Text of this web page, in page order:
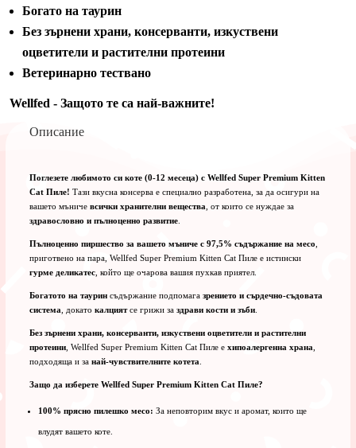
Богато на таурин
Без зърнени храни, консерванти, изкуствени
оцветители и растителни протеини
Ветеринарно тествано
Wellfed - Защото те са най-важните!
Описание
Поглезете любимото си коте (0-12 месеца) с Wellfed Super Premium Kitten
Cat Пиле! Тази вкусна консерва е специално разработена, за да осигури на
вашето мъниче всички хранителни вещества , от които се нуждае за
здравословно и пълноценно развитие.
Пълноценно пиршество за вашето мъниче с 97,5% съдържание на месо
приготвено на пара, Wellfed Super Premium Kitten Cat Пиле е истински
гурме деликатес, който ще очарова вашия пухкав приятел.
Богатото на тауринсъдържание подпомага зрението и сърдечно-съдовата
система , докато калциятсе грижи за здрави кости и зъби.
Без зърнени храни, консерванти, изкуствени оцветители и растителни
протеини, Wellfed Super Premium Kitten Cat Пиле е хипоалергенна храна
подходяща и за най-чувствителните котета
Защо да изберете Wellfed Super Premium Kitten Cat Пиле?
100% прясно пилешко месо: За неповторим вкус и аромат, които ще
влудят вашето коте.